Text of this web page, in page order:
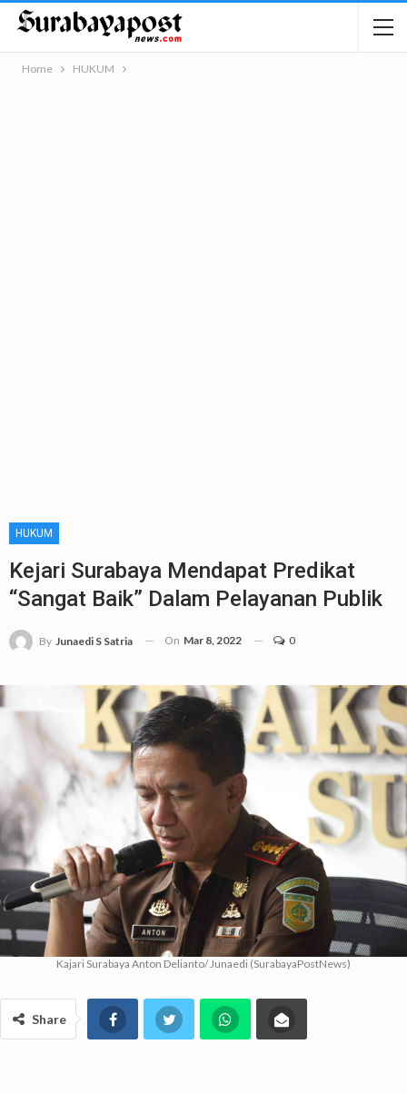
Home HUKUM
HUKUM
Kejari Surabaya Mendapat Predikat
“Sangat Baik” Dalam Pelayanan Publik
By Junaedi S Satria On Mar 8, 2022 0
Kajari Surabaya Anton Delianto/ Junaedi (SurabayaPostNews)
Share